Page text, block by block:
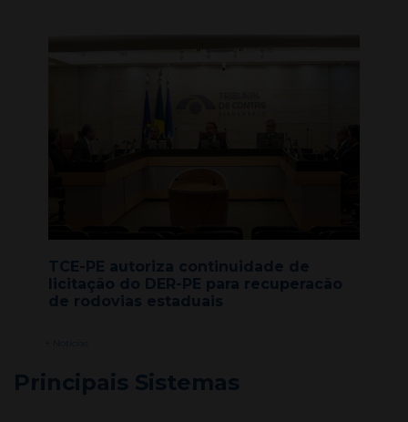
TCE-PE autoriza continuidade de
licitação do DER-PE para recuperacão
de rodovias estaduais
Principais Sistemas